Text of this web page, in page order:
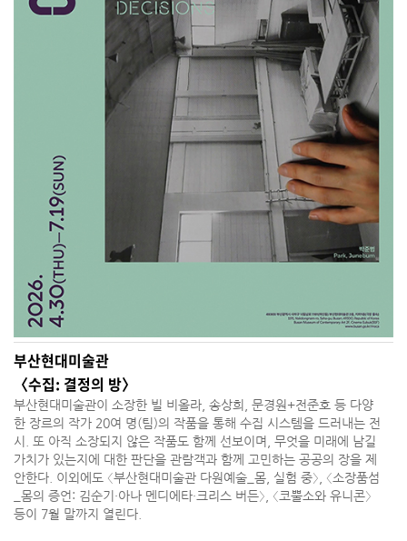
부산현대미술관
〈수집: 결정의 방〉
부산현대미술관이 소장한 빌 비올라, 송상희, 문경원+전준호 등 다양
한 장르의 작가 20여 명(팀)의 작품을 통해 수집 시스템을 드러내는 전
시. 또 아직 소장되지 않은 작품도 함께 선보이며, 무엇을 미래에 남길
가치가 있는지에 대한 판단을 관람객과 함께 고민하는 공공의 장을 제
안한다. 이외에도 〈부산현대미술관 다원예술_몸, 실험 중〉, 〈소장품섬
_몸의 증언: 김순기·아나 멘디에타·크리스 버든〉, 〈코뿔소와 유니콘〉
등이 7월 말까지 열린다.